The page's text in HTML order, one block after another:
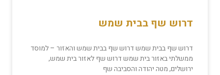
דרוש שף בבית שמש
דרוש שף בבית שמש דרוש שף בבית שמש והאזור – למוסד
ממשלתי באזור בית שמש דרוש שף לאזור בית שמש,
ירושלים, מטה יהודה והסביבה שף